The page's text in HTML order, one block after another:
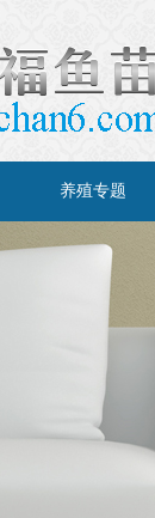
养殖专题